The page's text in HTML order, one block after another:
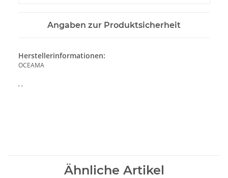
Angaben zur Produktsicherheit
Herstellerinformationen:
OCEAMA
, ,
Ähnliche Artikel